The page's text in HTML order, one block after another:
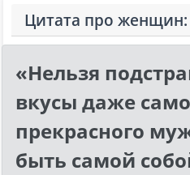
Цитата про женщин:
«Нельзя
вкусы даже
прекрасного
быть самой